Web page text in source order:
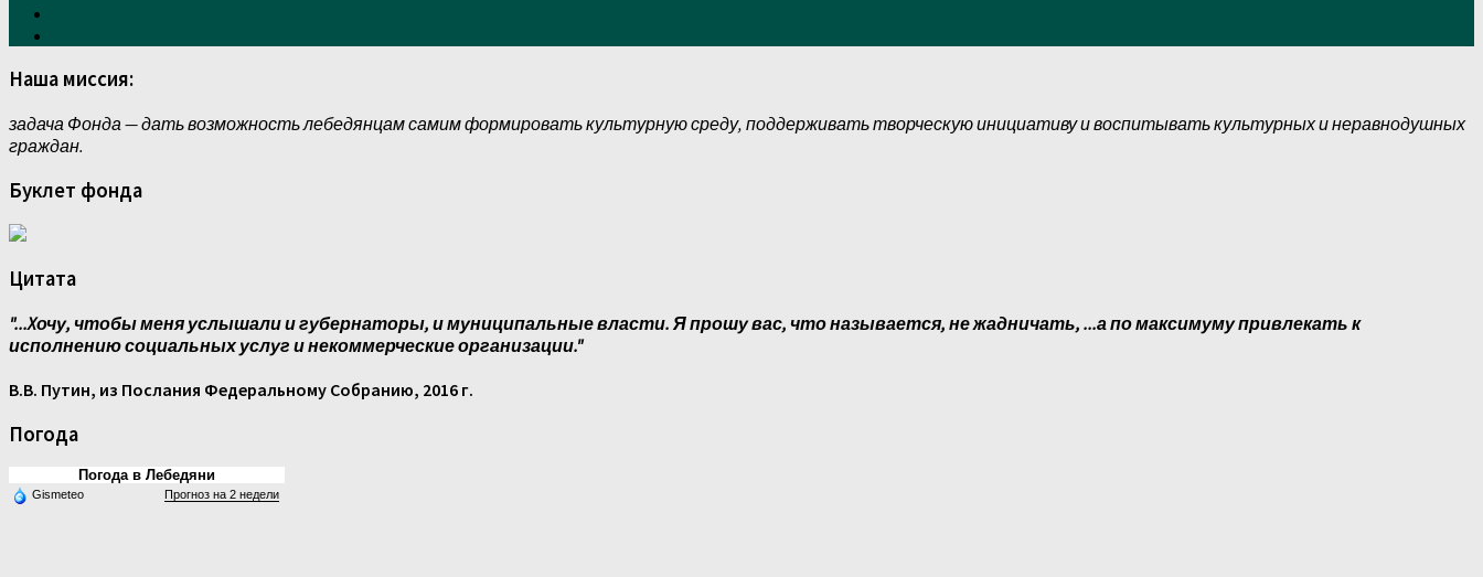
Наша миссия:
задача Фонда — дать возможность лебедянцам самим формировать культурную среду, поддерживать творческую инициативу и воспитывать культурных и неравнодушных
граждан.
Буклет фонда
Цитата
"...Xочу, чтобы меня услышали и губернаторы, и муниципальные власти. Я прошу вас, что называется, не жадничать, ...а по максимуму привлекать к
исполнению социальных услуг и некоммерческие организации."
В.В. Путин, из Послания Федеральному Собранию, 2016 г.
Погода
Погода в Лебедяни
Gismeteo Прогноз на 2 недели